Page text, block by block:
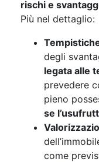
rischi e
Più nel dettaglio:
degli
legata alle
prevedere
pieno
se
come